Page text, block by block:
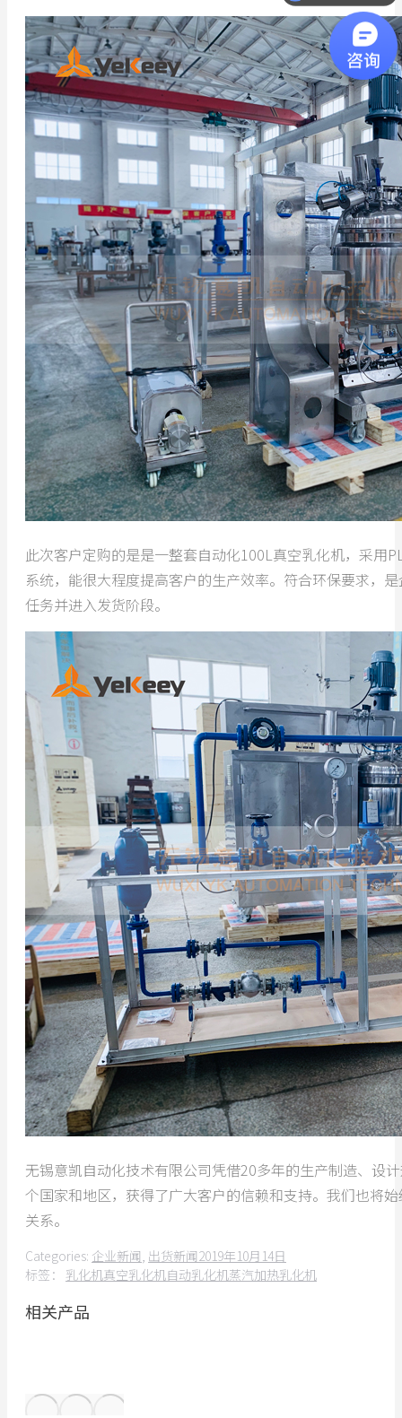
此次客户定购的是是一整套自动化100L真空乳化机，采用
系统，能很大程度提高客户的生产效率。符合环保要求，
任务并进入发货阶段。
无锡意凯自动化技术有限公司凭借20多年的生产制造、设
个国家和地区，获得了广大客户的信赖和支持。我们也将
关系。
Categories: 企业新闻, 出货新闻2019年10月14日
标签： 乳化机真空乳化机自动乳化机蒸汽加热乳化机
相关产品